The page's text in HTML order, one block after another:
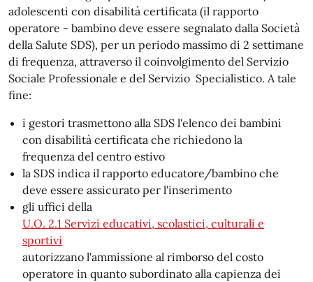
adolescenti con disabilità certificata (il rapporto
operatore - bambino deve essere segnalato dalla Società
della Salute SDS), per un periodo massimo di 2 settimane
di frequenza, attraverso il coinvolgimento del Servizio
Sociale Professionale e del Servizio Specialistico. A tale
fine:
i gestori trasmettono alla SDS l'elenco dei bambini
con disabilità certificata che richiedono la
frequenza del centro estivo
la SDS indica il rapporto educatore/bambino che
deve essere assicurato per l'inserimento
gli uffici della
U.O. 2.1 Servizi educativi, scolastici, culturali e
sportivi
autorizzano l'ammissione al rimborso del costo
operatore in quanto subordinato alla capienza dei